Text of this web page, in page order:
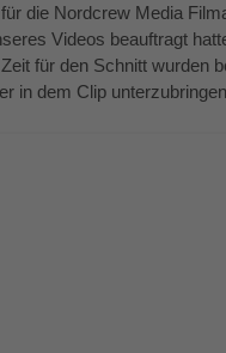
die Nordcrew Media
Videos beauftragt
für den Schnitt wurden
in dem Clip